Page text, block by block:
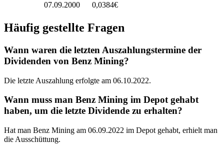
07.09.2000
0,0384€
Häufig gestellte Fragen
Wann waren die letzten Auszahlungstermine der
Dividenden von Benz Mining?
Die letzte Auszahlung erfolgte am 06.10.2022.
Wann muss man Benz Mining im Depot gehabt
haben, um die letzte Dividende zu erhalten?
Hat man Benz Mining am 06.09.2022 im Depot gehabt, erhielt man
die Ausschüttung.